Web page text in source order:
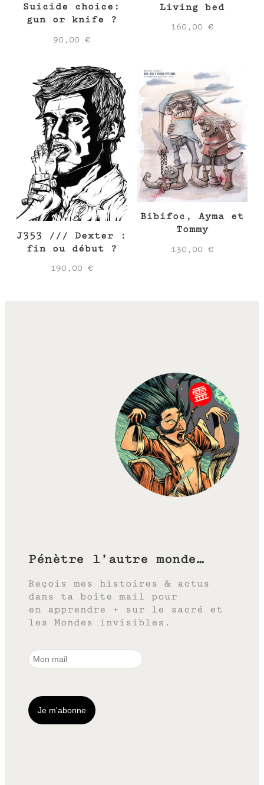
Suicide choice:
gun or knife ?
90,00€
Living bed
160,00€
J353 /// Dexter :
fin ou début ?
190,00 €
Bibifoc, Ayma et
Tommy
130,00€
Pénètre l’autre monde…
Reçois mes histoires & actus
dans ta boîte mail pour
en apprendre + sur le sacré et
les Mondes invisibles.